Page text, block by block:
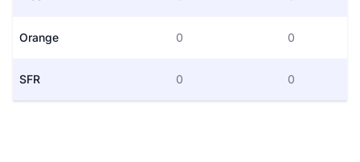
Orange 0 0
SFR 0 0